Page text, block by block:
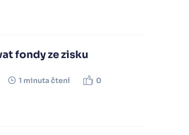
fondy ze zisku
1 minuta čtení 0